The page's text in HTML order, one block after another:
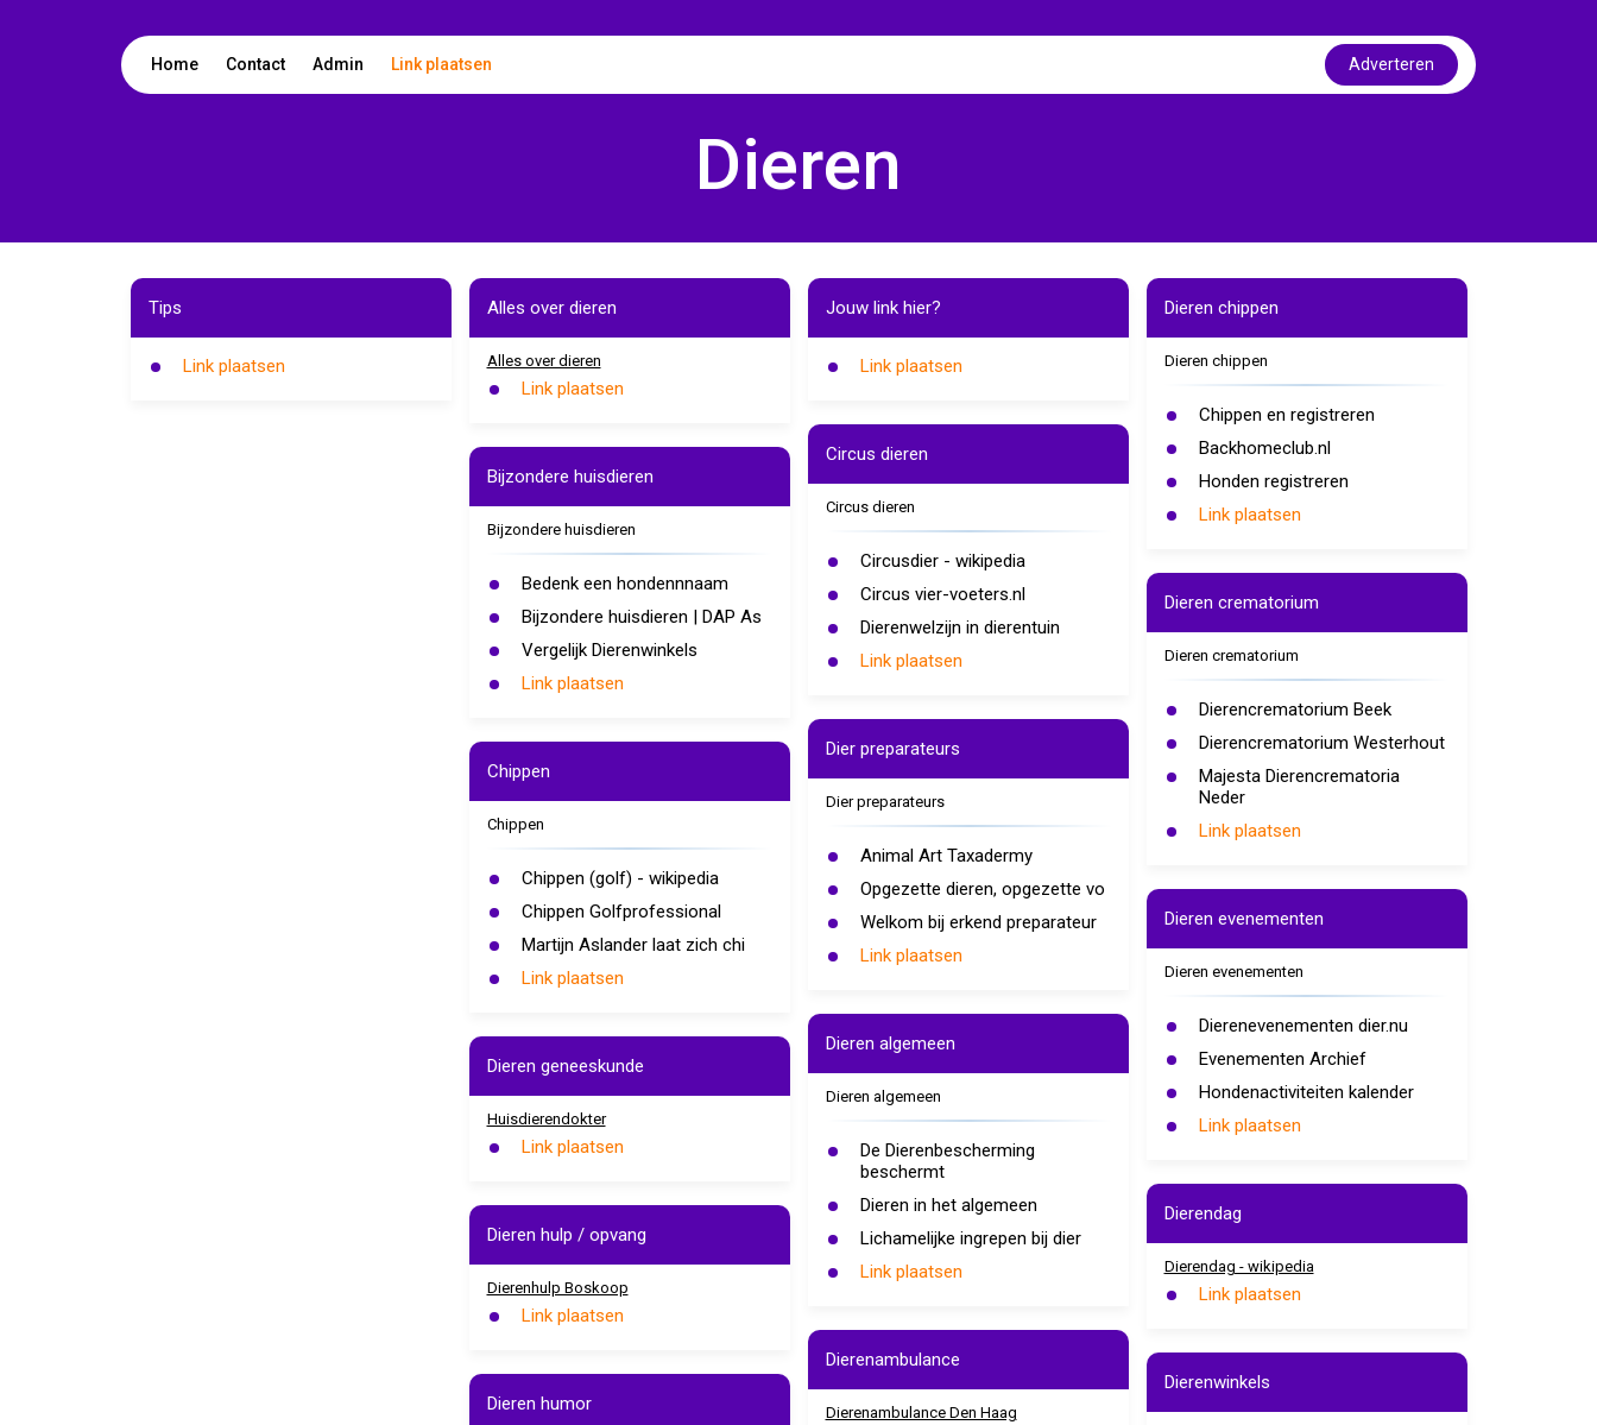
Home Contact Admin Link plaatsen Adverteren
Dieren
Tips
Link plaatsen
Alles over dieren
Alles over dieren
Link plaatsen
Bijzondere huisdieren
Bijzondere huisdieren
Bedenk een hondennnaam
Bijzondere huisdieren | DAP As
Vergelijk Dierenwinkels
Link plaatsen
Chippen
Chippen
Chippen (golf) - wikipedia
Chippen Golfprofessional
Martijn Aslander laat zich chi
Link plaatsen
Dieren geneeskunde
Huisdierendokter
Link plaatsen
Dieren hulp / opvang
Dierenhulp Boskoop
Link plaatsen
Dieren humor
Jouw link hier?
Link plaatsen
Circus dieren
Circus dieren
Circusdier - wikipedia
Circus vier-voeters.nl
Dierenwelzijn in dierentuin
Link plaatsen
Dier preparateurs
Dier preparateurs
Animal Art Taxadermy
Opgezette dieren, opgezette vo
Welkom bij erkend preparateur
Link plaatsen
Dieren algemeen
Dieren algemeen
De Dierenbescherming
beschermt
Dieren in het algemeen
Lichamelijke ingrepen bij dier
Link plaatsen
Dierenambulance
Dierenambulance Den Haag
Dieren chippen
Dieren chippen
Chippen en registreren
Backhomeclub.nl
Honden registreren
Link plaatsen
Dieren crematorium
Dieren crematorium
Dierencrematorium Beek
Dierencrematorium Westerhout
Majesta Dierencrematoria
Neder
Link plaatsen
Dieren evenementen
Dieren evenementen
Dierenevenementen dier.nu
Evenementen Archief
Hondenactiviteiten kalender
Link plaatsen
Dierendag
Dierendag - wikipedia
Link plaatsen
Dierenwinkels